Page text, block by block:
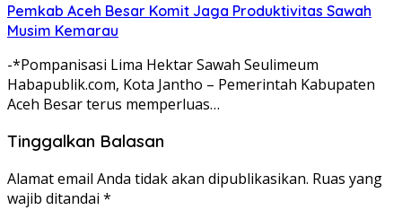
Pemkab Aceh Besar Komit Jaga Produktivitas Sawah
Musim Kemarau
-*Pompanisasi Lima Hektar Sawah Seulimeum
Habapublik.com, Kota Jantho – Pemerintah Kabupaten
Aceh Besar terus memperluas…
Tinggalkan Balasan
Alamat email Anda tidak akan dipublikasikan. Ruas yang
wajib ditandai *